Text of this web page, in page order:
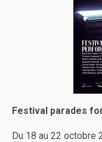
Festival parades
Du 18 au 22 octobre